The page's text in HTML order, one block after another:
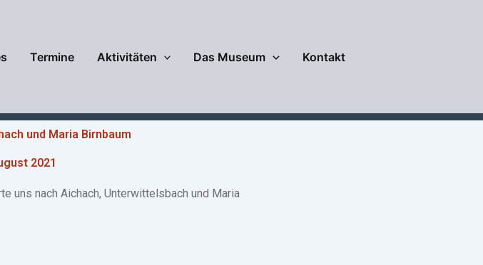
Termine Aktivitäten Das Museum Kontakt
und Maria Birnbaum
2021
uns nach Aichach, Unterwittelsbach und Maria